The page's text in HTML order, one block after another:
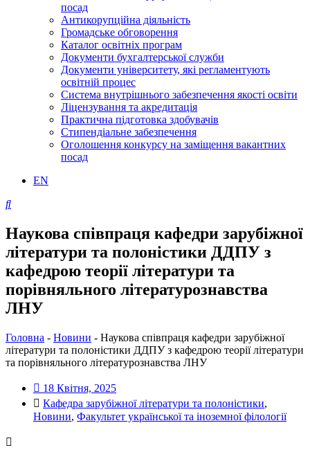
посад
Антикорупційна діяльність
Громадське обговорення
Каталог освітніх програм
Документи бухгалтерської служби
Документи університету, які регламентують
освітній процес
Система внутрішнього забезпечення якості освіти
Ліцензування та акредитація
Практична підготовка здобувачів
Стипендіальне забезпечення
Оголошення конкурсу на заміщення вакантних
посад
EN
Наукова співпраця кафедри зарубіжної
літератури та полоністики ДДПУ з
кафедрою теорії літератури та
порівняльного літературознавства
ЛНУ
Головна - Новини - Наукова співпраця кафедри зарубіжної
літератури та полоністики ДДПУ з кафедрою теорії літератури
та порівняльного літературознавства ЛНУ
18 Квітня, 2025
Кафедра зарубіжної літератури та полоністики,
Новини, Факультет української та іноземної філології